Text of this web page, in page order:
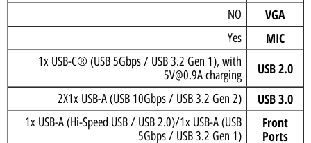
VGA
NO
MIC
Yes
USB 2.0
1x USB-C® (USB 5Gbps / USB 3.2 Gen 1), with
5V@0.9A charging
USB 3.0
2X1x USB-A (USB 10Gbps / USB 3.2 Gen 2)
Front
Ports
1x USB-A (Hi-Speed USB / USB 2.0)/1x USB-A (USB
5Gbps / USB 3.2 Gen 1)